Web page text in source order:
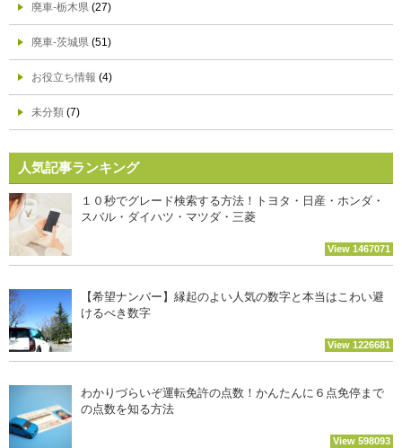
廃車-栃木県 (27)
廃車-茨城県 (51)
お役立ち情報 (4)
未分類 (7)
人気記事ランキング
１０秒でグレード検索する方法！トヨタ・日産・ホンダ・
スバル・ダイハツ・マツダ・三菱
View 1467071
【希望ナンバー】縁起のよい人気の数字と本当はこわい避
けるべき数字
View 1226681
わかりづらいぞ運転免許の点数！かんたんに６点免停まで
の点数を知る方法
View 598093